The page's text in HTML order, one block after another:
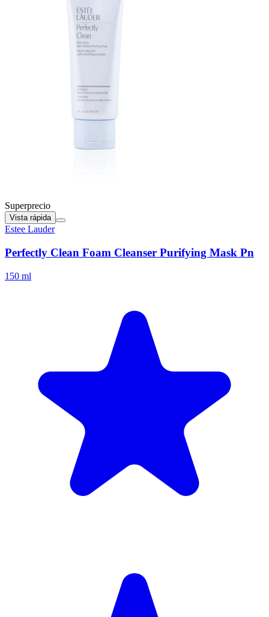
Superprecio
Vista rápida
Estee Lauder
Perfectly Clean Foam Cleanser Purifying Mask Pn
150 ml